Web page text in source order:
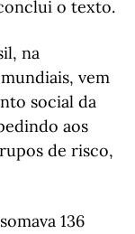
o texto.
na
vem
social da
aos
de risco,
136